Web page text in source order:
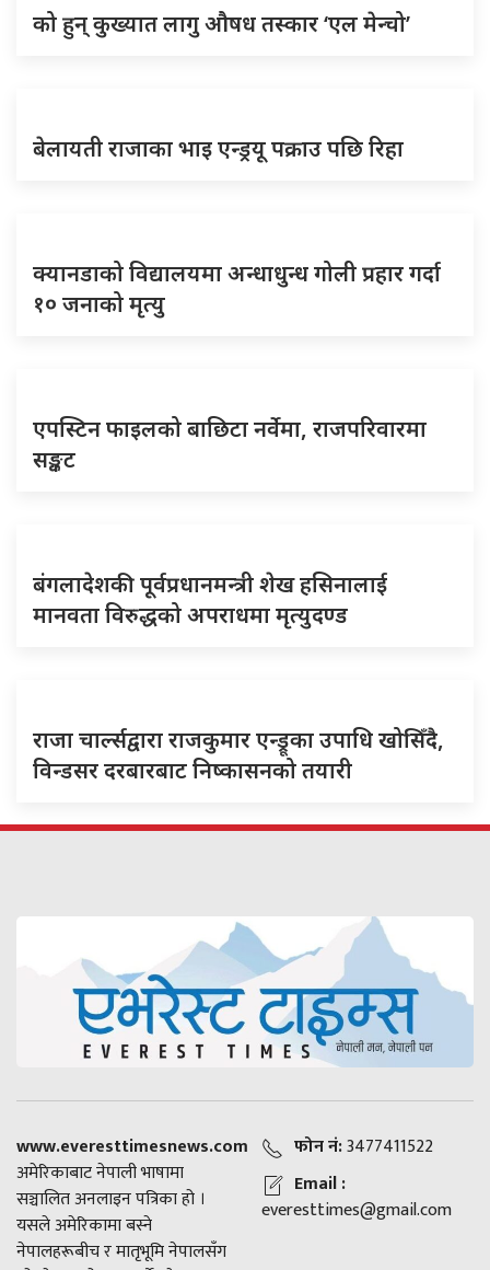
को हुन् कुख्यात लागु औषध तस्कार ‘एल मेन्चो’
बेलायती राजाका भाइ एन्ड्रयू पक्राउ पछि रिहा
क्यानडाको विद्यालयमा अन्धाधुन्ध गोली प्रहार गर्दा
१० जनाको मृत्यु
एपस्टिन फाइलको बाछिटा नर्वेमा, राजपरिवारमा
सङ्कट
बंगलादेशकी पूर्वप्रधानमन्त्री शेख हसिनालाई
मानवता विरुद्धको अपराधमा मृत्युदण्ड
राजा चार्ल्सद्वारा राजकुमार एन्ड्रूका उपाधि खोसिँदै,
विन्डसर दरबारबाट निष्कासनको तयारी
www.everesttimesnews.com
अमेरिकाबाट नेपाली भाषामा
सञ्चालित अनलाइन पत्रिका हो ।
यसले अमेरिकामा बस्ने
नेपालहरूबीच र मातृभूमि नेपालसँग
फोन नं:3477411522
Email :
everesttimes@gmail.com